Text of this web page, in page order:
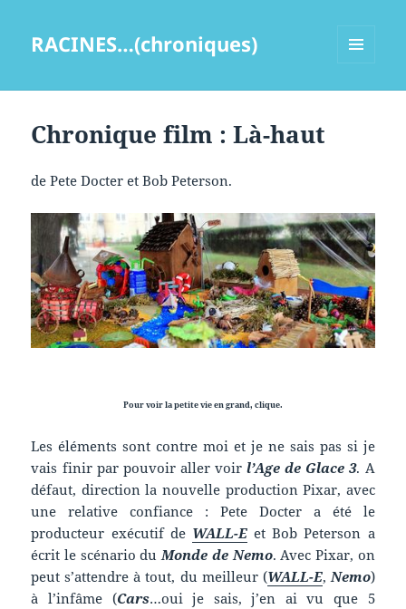
RACINES…(chroniques)
Chronique film : Là-haut
de Pete Docter et Bob Peterson.
Pour voir la petite vie en grand, clique.
Les éléments sont contre moi et je ne sais pas si je
vais finir par pouvoir aller voirl’Age de Glace 3. A
défaut, direction la nouvelle production Pixar, avec
une relative confiance : Pete Docter a été le
producteur exécutif de WALL-Eet Bob Peterson a
écrit le scénario du Monde de Nemo. Avec Pixar, on
peut s’attendre à tout, du meilleur (WALL-E, Nemo)
à l’infâme (Cars…oui je sais, j’en ai vu que 5